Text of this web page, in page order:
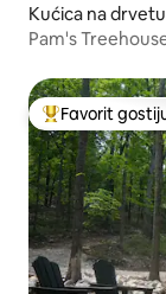
Kućica na
Pam's
Glavni favorit
Favorit